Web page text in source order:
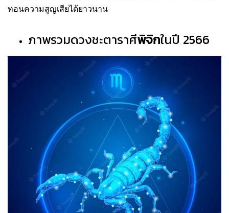
ทอนความสูญเสียได้ยาวนาน
ภาพรวมดวงชะตาราศีพิจิกในปี 2566